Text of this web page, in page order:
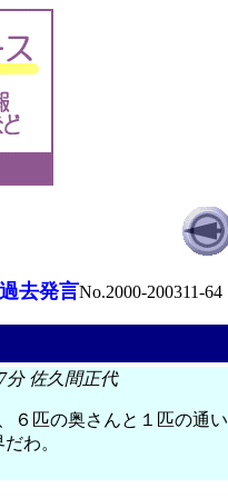
去発言No.2000-200311-64
分 佐久間正代
６匹の奥さんと１匹の通
わ。